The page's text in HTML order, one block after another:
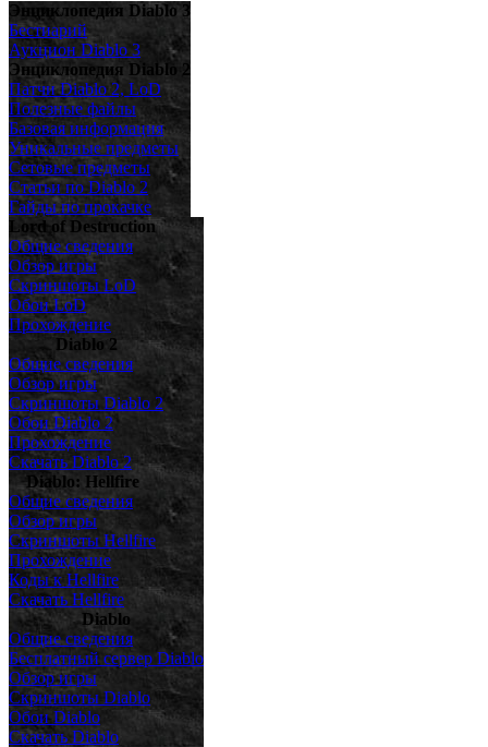
Энциклопедия Diablo 3
Бестиарий
Аукцион Diablo 3
Энциклопедия Diablo 2
Патчи Diablo 2, LoD
Полезные файлы
Базовая информация
Уникальные предметы
Сетовые предметы
Статьи по Diablo 2
Гайды по прокачке
Lord of Destruction
Общие сведения
Обзор игры
Скриншоты LoD
Обои LoD
Прохождение
Diablo 2
Общие сведения
Обзор игры
Скриншоты Diablo 2
Обои Diablo 2
Прохождение
Скачать Diablo 2
Diablo: Hellfire
Общие сведения
Обзор игры
Cкриншоты Hellfire
Прохождение
Коды к Hellfire
Скачать Hellfire
Diablo
Общие сведения
Бесплатный сервер Diablo
Обзор игры
Скриншоты Diablo
Обои Diablo
Скачать Diablo